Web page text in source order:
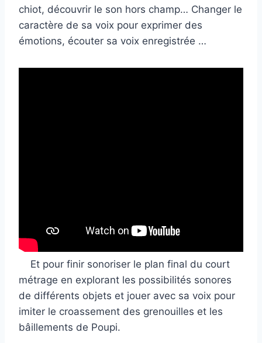
chiot, découvrir le son hors champ… Changer le
caractère de sa voix pour exprimer des
émotions, écouter sa voix enregistrée …
Et pour finir sonoriser le plan final du court
métrage en explorant les possibilités sonores
de différents objets et jouer avec sa voix pour
imiter le croassement des grenouilles et les
bâillements de Poupi.